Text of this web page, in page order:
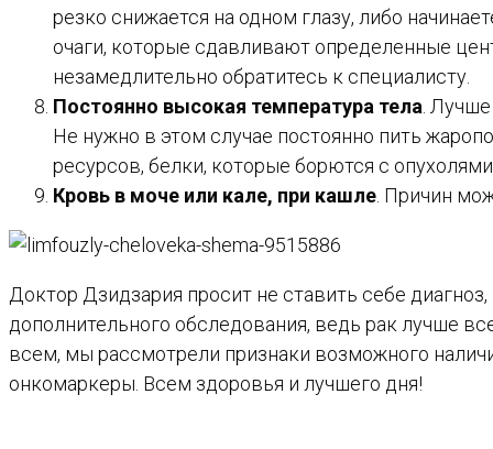
резко снижается на одном глазу, либо
очаги, которые сдавливают определенные
незамедлительно обратитесь к специалисту.
Постоянно высокая температура тела .
Не нужно в этом случае постоянно пить
ресурсов, белки, которые борются с
Кровь в моче или кале, при кашле . Причин
Доктор Дзидзария просит не ставить себе
дополнительного обследования, ведь рак лучше
всем, мы рассмотрели признаки возможного
онкомаркеры. Всем здоровья и лучшего дня!